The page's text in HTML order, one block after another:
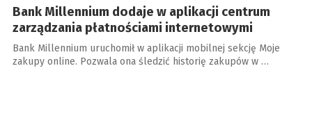
Bank Millennium dodaje w aplikacji centrum
zarządzania płatnościami internetowymi
Bank Millennium uruchomił w aplikacji mobilnej sekcję Moje
zakupy online. Pozwala ona śledzić historię zakupów w …